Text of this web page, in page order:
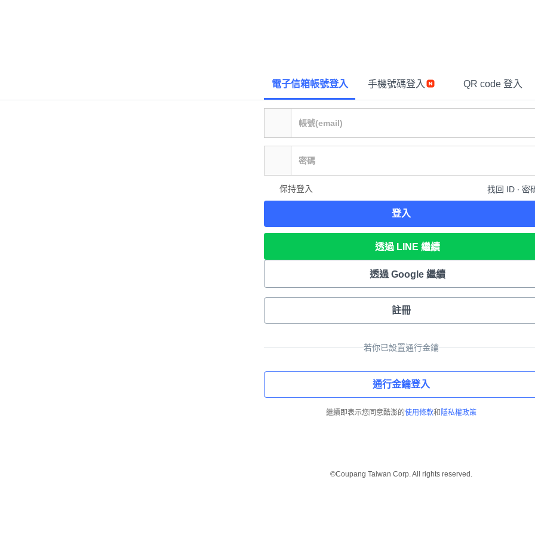
電子信箱帳號登入 手機號碼登入 QR code 登入
保持登入 找回 ID ∙ 密
登入
透過 LINE 繼續
透過 Google 繼續
註冊
若你已設置通行金鑰
通行金鑰登入
繼續即表示您同意酷澎的使用條款和 隱私權政策
©Coupang Taiwan Corp. All rights reserved.